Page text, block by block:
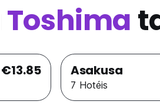
Toshima
€13.85 Asakusa
7 Hotéis